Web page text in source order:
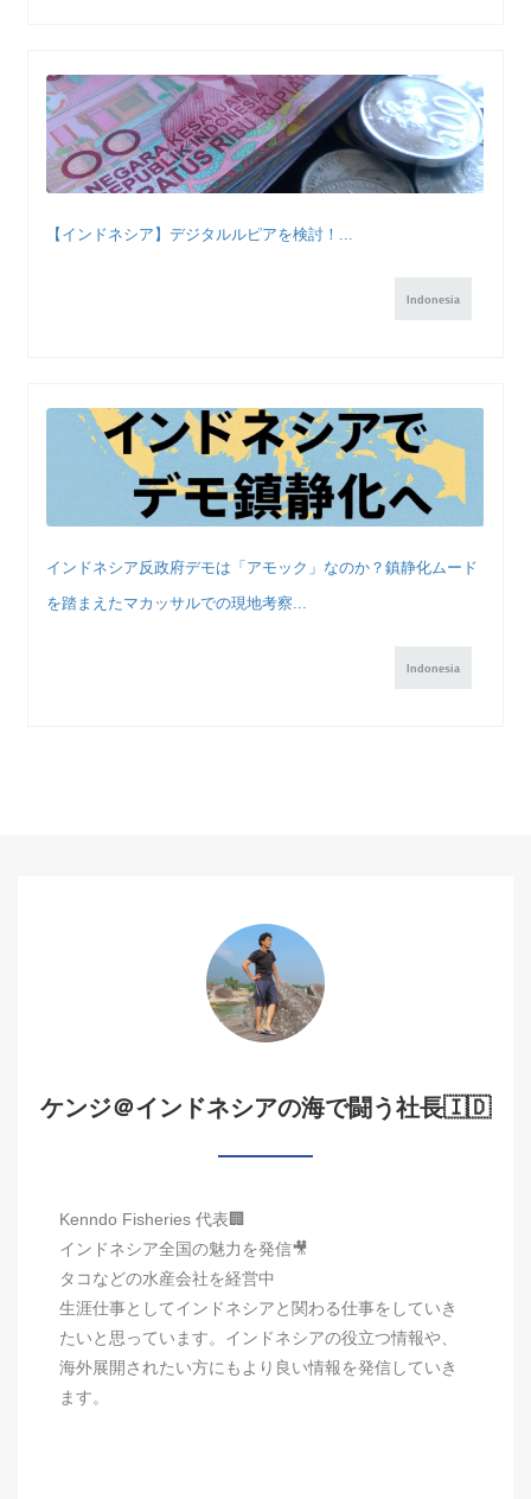
【インドネシア】デジタルルピアを検討！...
Indonesia
インドネシア反政府デモは「アモック」なのか？鎮静化ムード
を踏まえたマカッサルでの現地考察...
Indonesia
ケンジ＠インドネシアの海で闘う社長🇮🇩
Kenndo Fisheries 代表🏢
インドネシア全国の魅力を発信🎥
タコなどの水産会社を経営中
生涯仕事としてインドネシアと関わる仕事をしていき
たいと思っています。インドネシアの役立つ情報や、
海外展開されたい方にもより良い情報を発信していき
ます。